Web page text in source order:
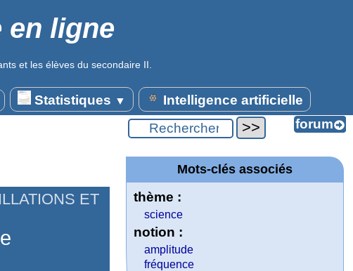
en ligne
et les élèves du secondaire II.
Statistiques ▼ Intelligence artificielle
ET
Mots-clés associés
thème :
science
notion :
amplitude
fréquence